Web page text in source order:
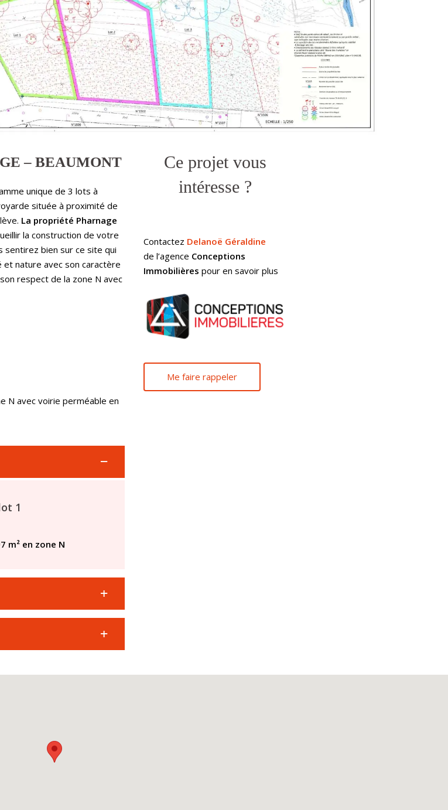
– BEAUMONT
unique de 3 lots à
située à proximité de
La propriété Pharnage
la construction de votre
sentirez bien sur ce site qui
nature avec son caractère
respect de la zone N avec
N avec voirie perméable en
1
m² en zone N
Ce projet vous
intéresse ?
Contactez Delanoë Géraldine
de l’agence Conceptions
Immobilières pour en savoir plus
Me faire rappeler